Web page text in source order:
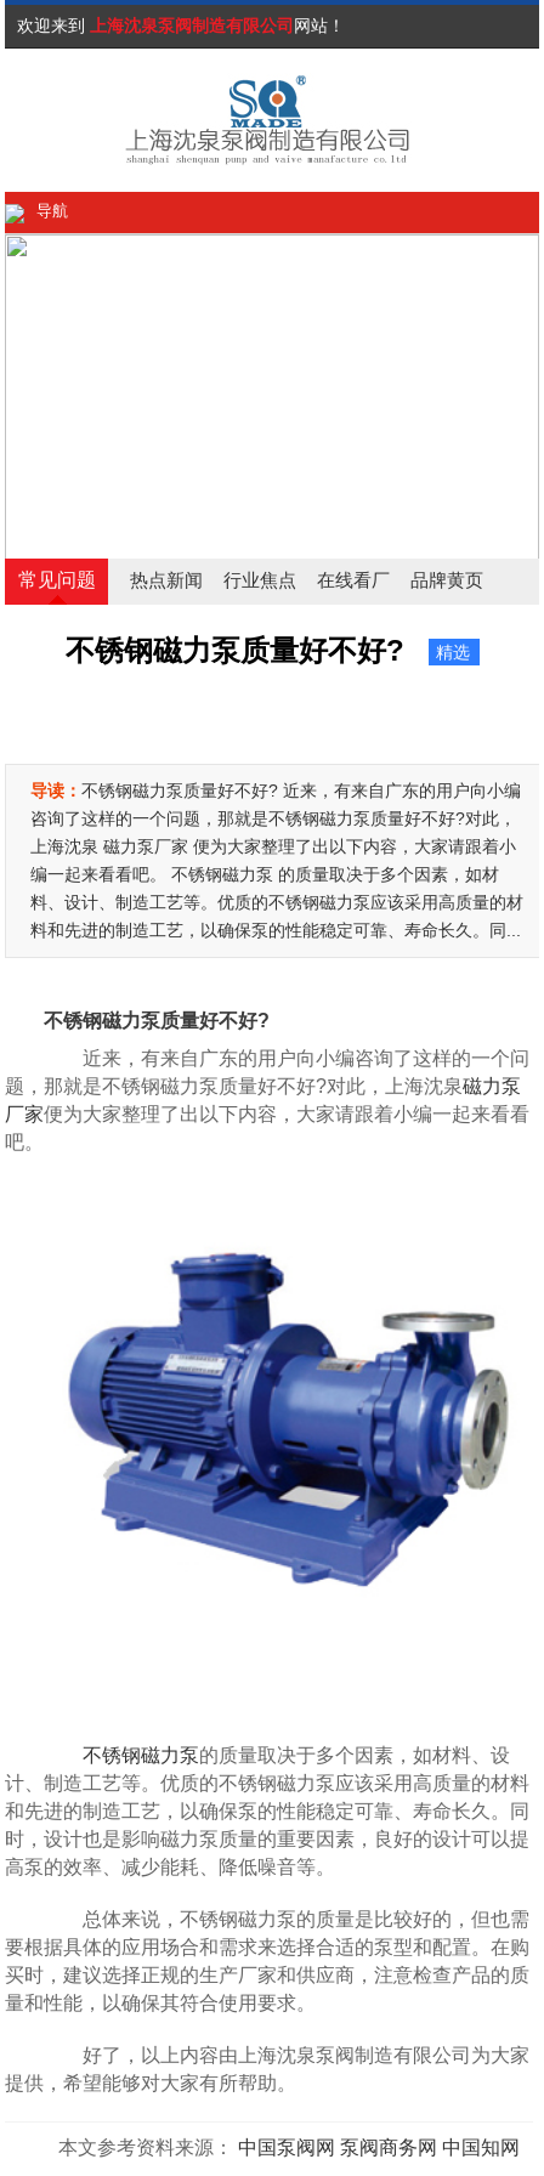
欢迎来到 上海沈泉泵阀制造有限公司 网站！
导航
常见问题 热点新闻 行业焦点 在线看厂 品牌黄页
不锈钢磁力泵质量好不好? 精选
导读：不锈钢磁力泵质量好不好? 近来，有来自广东的用户向小编
咨询了这样的一个问题，那就是不锈钢磁力泵质量好不好?对此，
上海沈泉 磁力泵厂家 便为大家整理了出以下内容，大家请跟着小
编一起来看看吧。 不锈钢磁力泵 的质量取决于多个因素，如材
料、设计、制造工艺等。优质的不锈钢磁力泵应该采用高质量的材
料和先进的制造工艺，以确保泵的性能稳定可靠、寿命长久。同...
不锈钢磁力泵质量好不好?
近来，有来自广东的用户向小编咨询了这样的一个问
题，那就是不锈钢磁力泵质量好不好?对此，上海沈泉磁力泵
厂家便为大家整理了出以下内容，大家请跟着小编一起来看看
吧。
不锈钢磁力泵的质量取决于多个因素，如材料、设
计、制造工艺等。优质的不锈钢磁力泵应该采用高质量的材料
和先进的制造工艺，以确保泵的性能稳定可靠、寿命长久。同
时，设计也是影响磁力泵质量的重要因素，良好的设计可以提
高泵的效率、减少能耗、降低噪音等。
总体来说，不锈钢磁力泵的质量是比较好的，但也需
要根据具体的应用场合和需求来选择合适的泵型和配置。在购
买时，建议选择正规的生产厂家和供应商，注意检查产品的质
量和性能，以确保其符合使用要求。
好了，以上内容由上海沈泉泵阀制造有限公司为大家
提供，希望能够对大家有所帮助。
本文参考资料来源： 中国泵阀网 泵阀商务网 中国知网